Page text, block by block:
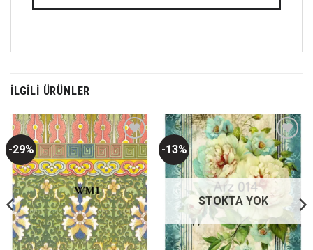
İLGILI ÜRÜNLER
-29%
Favorilerime
Ekle
-13%
Favorilerime
Ekle
STOKTA YOK